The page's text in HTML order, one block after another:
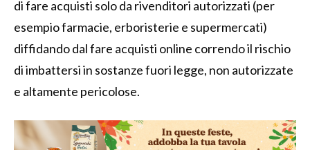
di fare acquisti solo da rivenditori autorizzati (per
esempio farmacie, erboristerie e supermercati)
diffidando dal fare acquisti online correndo il rischio
di imbattersi in sostanze fuori legge, non autorizzate
e altamente pericolose.